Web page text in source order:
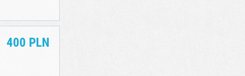
400 PLN